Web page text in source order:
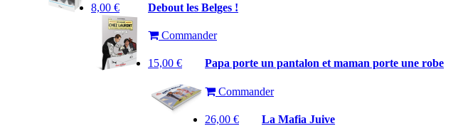
8,00 € Debout les Belges !
Commander
15,00 € Papa porte un pantalon et maman porte une robe
Commander
26,00 € La Mafia Juive